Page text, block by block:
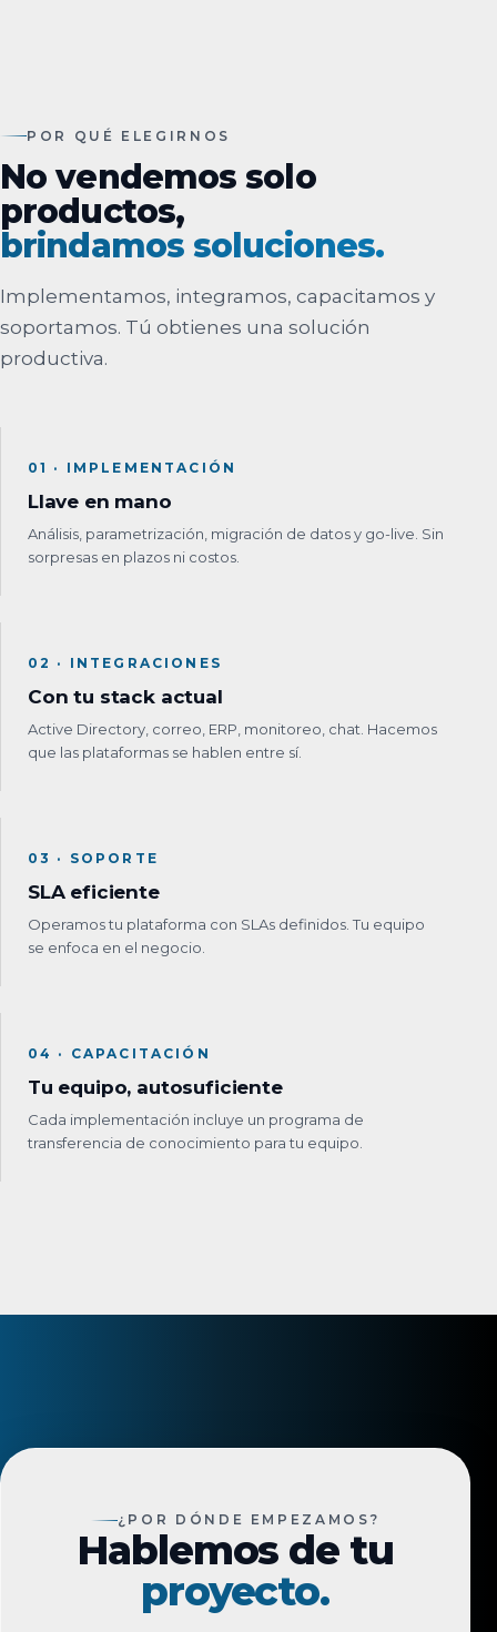
POR QUÉ ELEGIRNOS
No vendemos solo
productos,
brindamos soluciones.
Implementamos, integramos, capacitamos y
soportamos. Tú obtienes una solución
productiva.
01 · IMPLEMENTACIÓN
Llave en mano
Análisis, parametrización, migración de datos y go-live. Sin
sorpresas en plazos ni costos.
02 · INTEGRACIONES
Con tu stack actual
Active Directory, correo, ERP, monitoreo, chat. Hacemos
que las plataformas se hablen entre sí.
03 · SOPORTE
SLA eficiente
Operamos tu plataforma con SLAs definidos. Tu equipo
se enfoca en el negocio.
04 · CAPACITACIÓN
Tu equipo, autosuficiente
Cada implementación incluye un programa de
transferencia de conocimiento para tu equipo.
¿POR DÓNDE EMPEZAMOS?
Hablemos de tu
proyecto.